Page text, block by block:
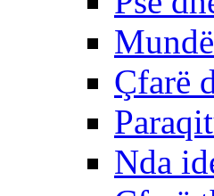
Çfarë
Nda